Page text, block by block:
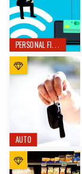
PERSONAL FINANCE
AUTO